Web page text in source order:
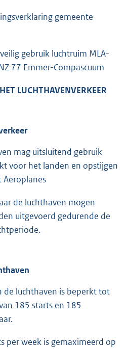
gemeente
gebruik luchtruim MLA-
77 Emmer-Compascuum
LUCHTHAVENVERKEER
mag uitsluitend gebruik
voor het landen en opstijgen
Aeroplanes
de luchthaven mogen
uitgevoerd gedurende de
de luchthaven is beperkt tot
185 starts en 185
per week is gemaximeerd op